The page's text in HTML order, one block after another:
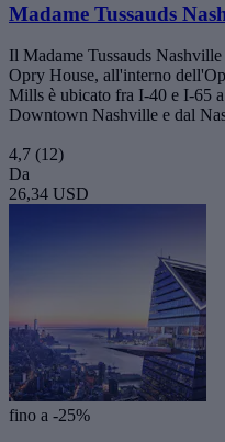
Madame Tussauds
Il Madame Tussauds
Opry House, all'interno
Mills è ubicato fra I-40 e I-65
Downtown Nashville e dal
4,7 (12)
Da
26,34 USD
fino a -25%